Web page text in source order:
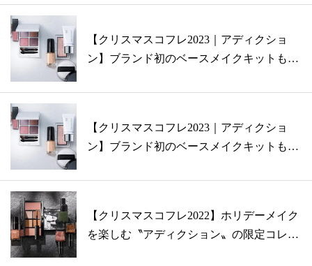
【クリスマスコフレ2023｜アディクショ
ン】ブランド初のベースメイクキットも登
【クリスマスコフレ2023｜アディクショ
ン】ブランド初のベースメイクキットも登
【クリスマスコフレ2022】ホリデーメイク
を楽しむ〝アディクション〟の限定コレ